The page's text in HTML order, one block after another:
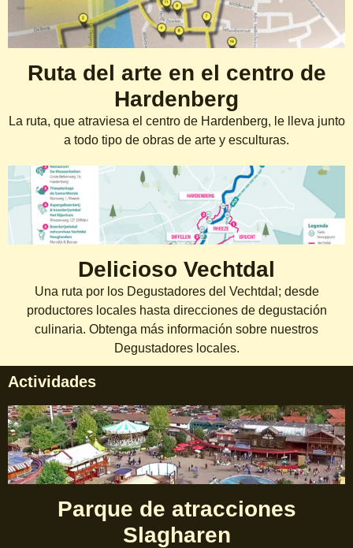
Ruta del arte en el centro de
Hardenberg
La ruta, que atraviesa el centro de Hardenberg, le lleva junto
a todo tipo de obras de arte y esculturas.
Delicioso Vechtdal
Una ruta por los Degustadores del Vechtdal; desde
productores locales hasta direcciones de degustación
culinaria. Obtenga más información sobre nuestros
Degustadores locales.
Actividades
Parque de atracciones
Slagharen